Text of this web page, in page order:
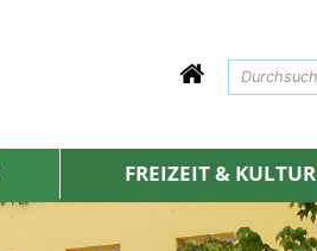
FREIZEIT & KULTUR